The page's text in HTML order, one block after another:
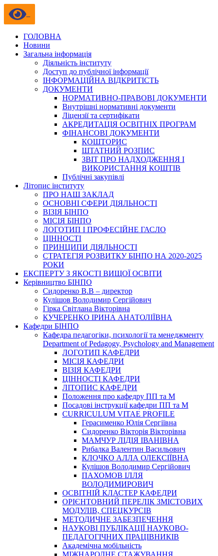
ГОЛОВНА
Новини
Загальна інформація
Діяльність інституту
Доступ до публічної інформації
ІНФОРМАЦІЙНА ВІДКРИТІСТЬ
ДОКУМЕНТИ
НОРМАТИВНО-ПРАВОВІ ДОКУМЕНТИ
Внутрішні нормативні документи
Ліцензії та сертифікати
АКРЕДИТАЦІЯ ОСВІТНІХ ПРОГРАМ
ФІНАНСОВІ ДОКУМЕНТИ
КОШТОРИС
ШТАТНИЙ РОЗПИС
ЗВІТ ПРО НАДХОДЖЕННЯ І
ВИКОРИСТАННЯ КОШТІВ
Публічні закупівлі
Літопис інституту
ПРО НАШ ЗАКЛАД
ОСНОВНІ СФЕРИ ДІЯЛЬНОСТІ
ВІЗІЯ БІНПО
МІСІЯ БІНПО
ЛОГОТИП І ПРОФЕСІЙНЕ ГАСЛО
ЦІННОСТІ
ПРИНЦИПИ ДІЯЛЬНОСТІ
СТРАТЕГІЯ РОЗВИТКУ БІНПО НА 2020-2025
РОКИ
ЕКСПЕРТУ З ЯКОСТІ ВИЩОЇ ОСВІТИ
Керівництво БІНПО
Сидоренко В.В – директор
Кулішов Володимир Сергійович
Гірка Світлана Вікторівна
КУЧЕРЕНКО ІРИНА АНАТОЛІЇВНА
Кафедри БІНПО
Кафедра педагогіки, психології та менеджменту
Department of Pedagogy, Psychology and Management
ЛОГОТИП КАФЕДРИ
МІСІЯ КАФЕДРИ
ВІЗІЯ КАФЕДРИ
ЦІННОСТІ КАФЕДРИ
ЛІТОПИС КАФЕДРИ
Положення про кафедру ПП та М
Посадові інструкції кафедри ПП та М
CURRICULUM VITAE PROFILE
Герасименко Юлія Сергіївна
Сидоренко Вікторія Вікторівна
МАМЧУР ЛІДІЯ ІВАНІВНА
Рибалка Валентин Васильович
КЛОЧКО АЛЛА ОЛЕКСІЇВНА
Кулішов Володимир Сергійович
ПАХОМОВ ІЛЛЯ
ВОЛОДИМИРОВИЧ
ОСВІТНІЙ КЛАСТЕР КАФЕДРИ
ОРІЄНТОВНИЙ ПЕРЕЛІК ЗМІСТОВИХ
МОДУЛІВ, СПЕЦКУРСІВ
МЕТОДИЧНЕ ЗАБЕЗПЕЧЕННЯ
НАУКОВІ ПУБЛІКАЦІЇ НАУКОВО-
ПЕДАГОГІЧНИХ ПРАЦІВНИКІВ
Академічна мобільність
МІЖНАРОДНЕ СТАЖУВАННЯ